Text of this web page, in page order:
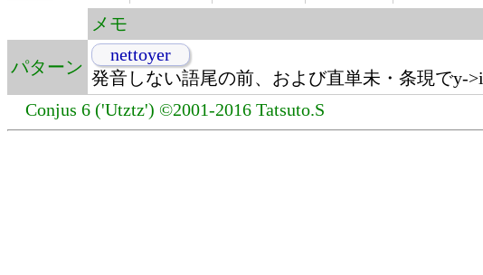
メモ
パターン
nettoyer
発音しない語尾の前、および直単未・条現でy->i
Conjus 6 ('Utztz') ©2001-2016 Tatsuto.S